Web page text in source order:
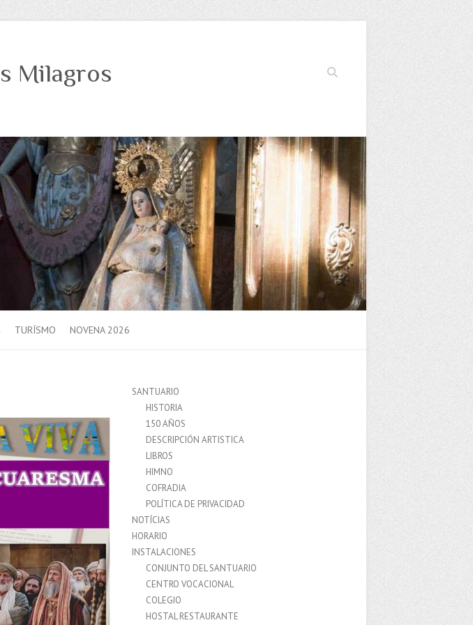
Buscar
Milagros
TURÍSMO NOVENA 2026
SANTUARIO
HISTORIA
150 AÑOS
DESCRIPCIÓN ARTISTICA
LIBROS
HIMNO
COFRADIA
POLÍTICA DE PRIVACIDAD
NOTÍCIAS
HORARIO
INSTALACIONES
CONJUNTO DEL SANTUARIO
CENTRO VOCACIONAL
COLEGIO
HOSTAL RESTAURANTE